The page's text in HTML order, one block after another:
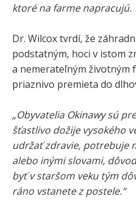
ktoré na farme napracujú.
Dr. Wilcox tvrdí, že
podstatným, hoci v istom
a nemerateľným životným
priaznivo premieta do
„Obyvatelia Okinawy sú
šťastlivo dožije vysokého
udržať zdravie, potrebuje
alebo inými slovami,
byť v staršom veku tým
ráno vstanete z postele.“